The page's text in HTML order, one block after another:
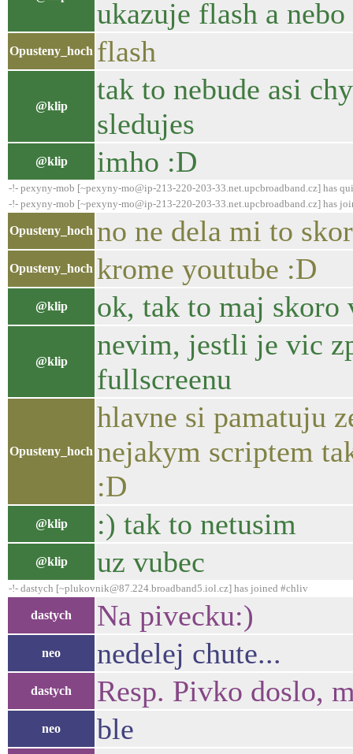
ukazuje flash a
Opusteny_hoch flash
@klip
tak to nebude asi
sledujes
@klip imho :D
-!- pexyny-mob [~pexyny-mo@ip-213-220-203-33.net.upcbroadband.cz] has
-!- pexyny-mob [~pexyny-mo@ip-213-220-203-33.net.upcbroadband.cz] has
Opusteny_hoch no ne dela mi to
Opusteny_hoch krome youtube :D
@klip ok, tak to maj skoro
@klip
nevim, jestli je vic
fullscreenu
Opusteny_hoch
hlavne si pamatuju
nejakym scriptem
:D
@klip :) tak to netusim
@klip uz vubec
-!- dastych [~plukovnik@87.224.broadband5.iol.cz] has joined #chliv
dastych Na pivecku:)
neo nedelej chute...
dastych Resp. Pivko doslo,
neo
ble